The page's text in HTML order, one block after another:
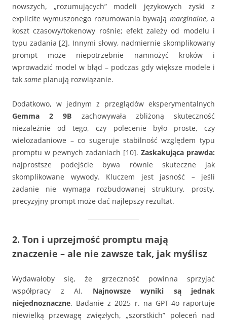
nowszych, „rozumujących” modeli językowych zyski z
explicite wymuszonego rozumowania bywają marginalne, a
koszt czasowy/tokenowy rośnie; efekt zależy od modelu i
typu zadania [2]. Innymi słowy, nadmiernie skomplikowany
prompt może niepotrzebnie namnożyć kroków i
wprowadzić model w błąd – podczas gdy większe modele i
tak same planują rozwiązanie.
Dodatkowo, w jednym z przeglądów eksperymentalnych
Gemma 2 9B zachowywała zbliżoną skuteczność
niezależnie od tego, czy polecenie było proste, czy
wielozadaniowe – co sugeruje stabilność względem typu
promptu w pewnych zadaniach [10]. Zaskakująca prawda:
najprostsze podejście bywa równie skuteczne jak
skomplikowane wywody. Kluczem jest jasność – jeśli
zadanie nie wymaga rozbudowanej struktury, prosty,
precyzyjny prompt może dać najlepszy rezultat.
2. Ton i uprzejmość promptu mają
znaczenie – ale nie zawsze tak, jak myślisz
Wydawałoby się, że grzeczność powinna sprzyjać
współpracy z AI. Najnowsze wyniki są jednak
niejednoznaczne. Badanie z 2025 r. na GPT-4o raportuje
niewielką przewagę zwięzłych, „szorstkich” poleceń nad